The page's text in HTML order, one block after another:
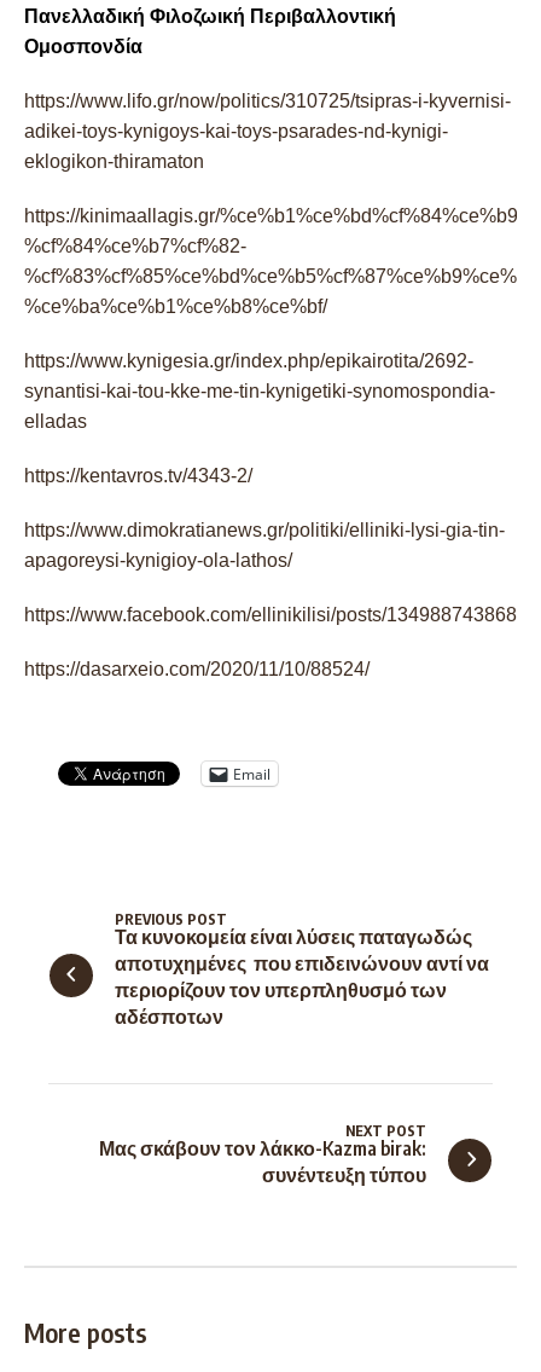
Πανελλαδική Φιλοζωική Περιβαλλοντική
Ομοσπονδία
https://www.lifo.gr/now/politics/310725/tsipras-i-kyvernisi-
adikei-toys-kynigoys-kai-toys-psarades-nd-kynigi-
eklogikon-thiramaton
https://kinimaallagis.gr/
%cf%84%ce%b7%cf%82-
%ce%ba%ce%b1%ce%b8%ce%bf/
https://www.kynigesia.gr/index.php/epikairotita/2692-
synantisi-kai-tou-kke-me-tin-kynigetiki-synomospondia-
elladas
https://kentavros.tv/4343-2/
https://www.dimokratianews.gr/politiki/elliniki-lysi-gia-tin-
apagoreysi-kynigioy-ola-lathos/
https://www.facebook.com/ellinikilisi/posts/
https://dasarxeio.com/2020/11/10/88524/
Email
Τα κυνοκομεία είναι λύσεις παταγωδώς
αποτυχημένες που επιδεινώνουν αντί να
περιορίζουν τον υπερπληθυσμό των
αδέσποτων
PREVIOUS POST
Μας σκάβουν τον λάκκο-Kazma birak:
συνέντευξη τύπου
NEXT POST
More posts